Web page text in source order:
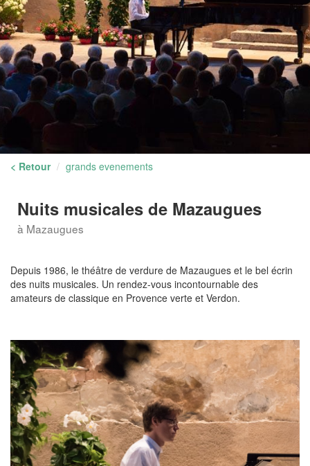
< Retour grands evenements
Nuits musicales de Mazaugues
à Mazaugues
Depuis 1986, le théâtre de verdure de Mazaugues et le bel écrin
des nuits musicales. Un rendez-vous incontournable des
amateurs de classique en Provence verte et Verdon.